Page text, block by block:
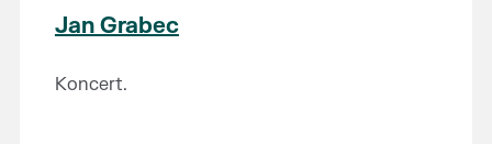
Jan Grabec
Koncert.